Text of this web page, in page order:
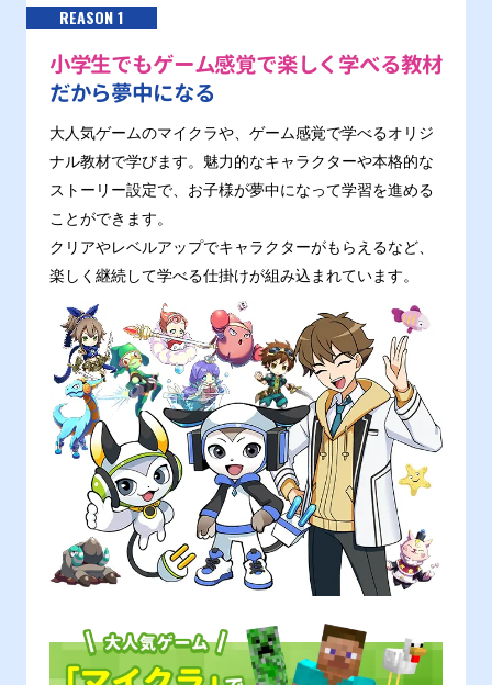
REASON 1
小学生でもゲーム感覚で楽しく学べる教材
だから夢中になる
大人気ゲームのマイクラや、ゲーム感覚で学べるオリジ
ナル教材で学びます。魅力的なキャラクターや本格的な
ストーリー設定で、お子様が夢中になって学習を進める
ことができます。
クリアやレベルアップでキャラクターがもらえるなど、
楽しく継続して学べる仕掛けが組み込まれています。